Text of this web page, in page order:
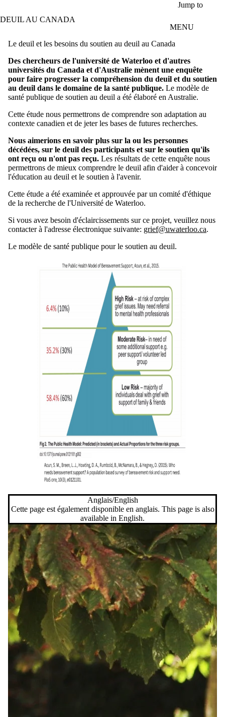
Jump to
DEUIL AU CANADA
MENU
Le deuil et les besoins du soutien au deuil au Canada
Des chercheurs de l'université de Waterloo et d'autres
universités du Canada et d'Australie mènent une enquête
pour faire progresser la compréhension du deuil et du soutien
au deuil dans le domaine de la santé publique. Le modèle de
santé publique de soutien au deuil a été élaboré en Australie.
Cette étude nous permettrons de comprendre son adaptation au
contexte canadien et de jeter les bases de futures recherches.
Nous aimerions en savoir plus sur la ou les personnes
décédées, sur le deuil des participants et sur le soutien qu'ils
ont reçu ou n'ont pas reçu. Les résultats de cette enquête nous
permettrons de mieux comprendre le deuil afin d'aider à concevoir
l'éducation au deuil et le soutien à l'avenir.
Cette étude a été examinée et approuvée par un comité d'éthique
de la recherche de l'Université de Waterloo.
Si vous avez besoin d'éclaircissements sur ce projet, veuillez nous
contacter à l'adresse électronique suivante: grief@uwaterloo.ca.
Le modèle de santé publique pour le soutien au deuil.
Anglais/English
Cette page est également disponible en anglais. This page is also
available in English.